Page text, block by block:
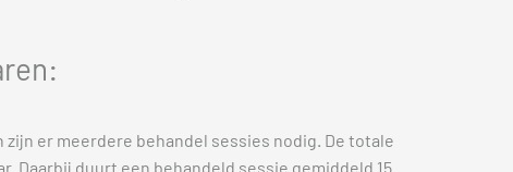
er meerdere behandel sessies nodig. De totale
Daarbij duurt een behandeld sessie gemiddeld 15